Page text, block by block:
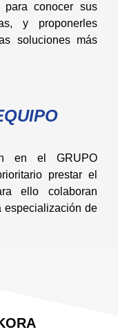
conocer sus
y proponerles
soluciones más
en el GRUPO
prestar el
ello colaboran
especialización de